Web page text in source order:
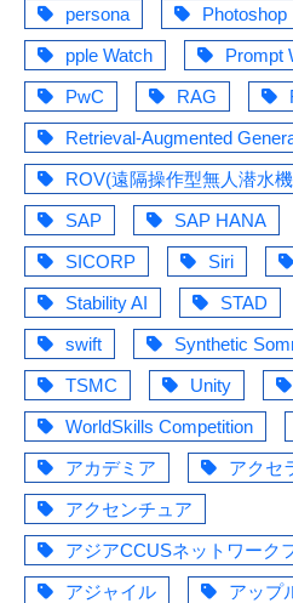
persona
Photoshop
pple Watch
Prompt
PwC
RAG
Retrieval-Augmented
ROV(遠隔操作型無人潜水機
SAP
SAP HANA
SICORP
Siri
Stability AI
STAD
swift
Synthetic
TSMC
Unity
WorldSkills Competition
アカデミア
アクセ
アクセンチュア
アジアCCUSネットワーク
アジャイル
アップ